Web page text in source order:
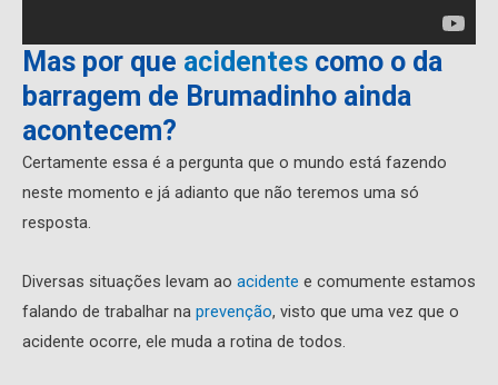
Mas por que acidentes como o da
barragem de Brumadinho ainda
acontecem?
Certamente essa é a pergunta que o mundo está fazendo
neste momento e já adianto que não teremos uma só
resposta.
Diversas situações levam ao acidente e comumente estamos
falando de trabalhar na prevenção, visto que uma vez que o
acidente ocorre, ele muda a rotina de todos.